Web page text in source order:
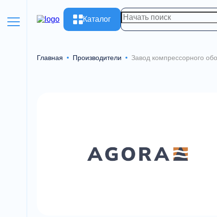
Каталог
Главная Производители Завод компрессорного